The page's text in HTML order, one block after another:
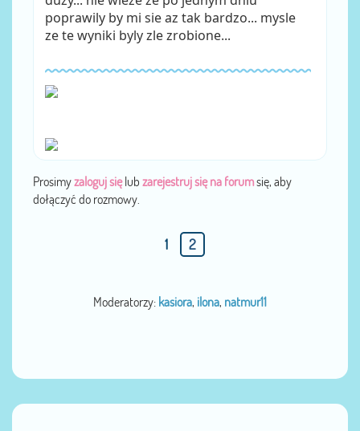
poprawily by mi sie az tak bardzo... mysle
ze te wyniki byly zle zrobione...
Prosimyzaloguj sięlub zarejestruj się na forumsię, aby
dołączyć do rozmowy.
1 2
Moderatorzy: kasiora, ilona, natmur11